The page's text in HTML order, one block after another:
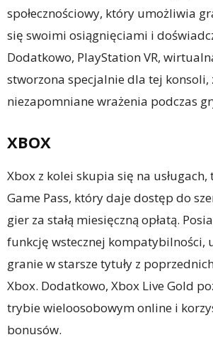
społecznościowy, który umożliwia
się swoimi osiągnięciami i
Dodatkowo, PlayStation VR,
stworzona specjalnie dla tej konsoli,
niezapomniane wrażenia podczas
XBOX
Xbox z kolei skupia się na
Game Pass, który daje dostęp do
gier za stałą miesięczną opłatą.
funkcję wstecznej kompatybilności,
granie w starsze tytuły z
Xbox. Dodatkowo, Xbox Live Gold
trybie wieloosobowym online i
bonusów.